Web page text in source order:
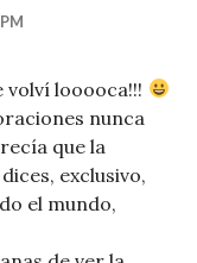
looooca!!!
nunca
que la
exclusivo,
el mundo,